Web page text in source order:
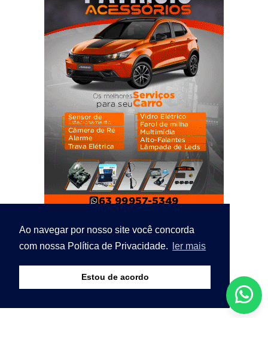
Ao navegar por nosso site você concorda
com nossa Política de Privacidade.
ler mais
Estou de acordo